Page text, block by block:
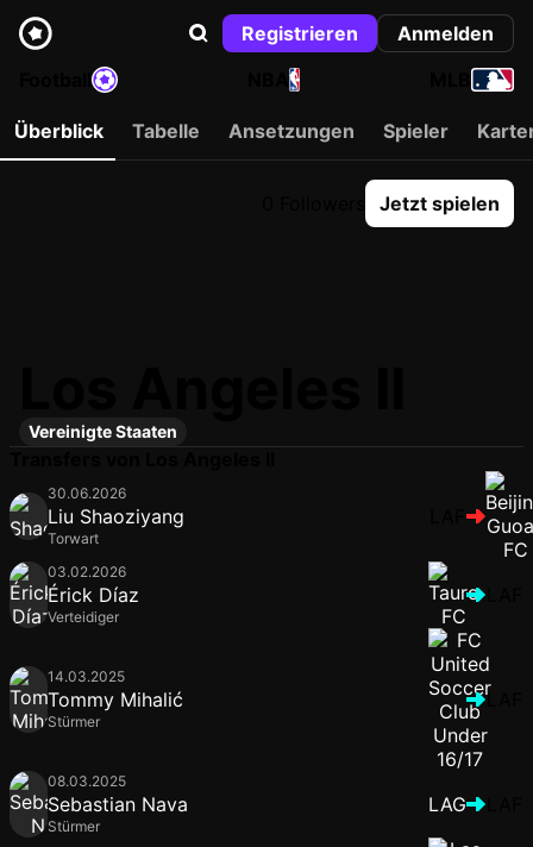
Registrieren
Anmelden
NBA
Überblick Tabelle Ansetzungen Spieler
Jetzt spielen
Vereinigte Staaten
30.06.2026
Liu Shaoziyang
Torwart
03.02.2026
Érick Díaz
Verteidiger
14.03.2025
Tommy Mihalić
Stürmer
LAF
08.03.2025
Sebastian Nava
Stürmer
LAG